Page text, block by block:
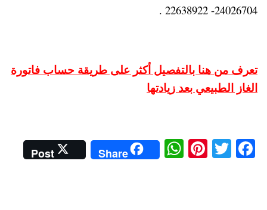
24026704- 22638922 .
تعرف من هنا بالتفصيل أكثر على طريقة حساب فاتورة
الغاز الطبيعي بعد زيادتها
Fa
T
Pi
W
ha
Share
Post